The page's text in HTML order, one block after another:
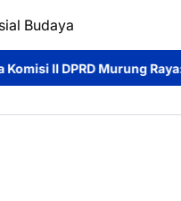
Budaya
Apresiasi Komitmen